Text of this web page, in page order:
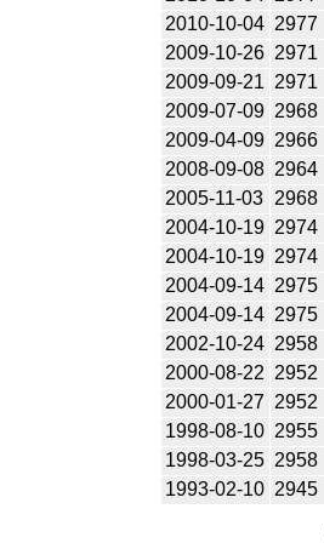
2010-10-04 2977
2009-10-26 2971
2009-09-21 2971
2009-07-09 2968
2009-04-09 2966
2008-09-08 2964
2005-11-03 2968
2004-10-19 2974
2004-10-19 2974
2004-09-14 2975
2004-09-14 2975
2002-10-24 2958
2000-08-22 2952
2000-01-27 2952
1998-08-10 2955
1998-03-25 2958
1993-02-10 2945